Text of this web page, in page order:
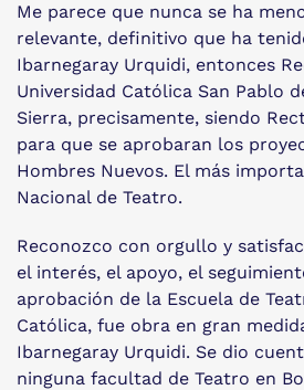
Me parece que nunca se ha
relevante, definitivo que ha
Ibarnegaray Urquidi, entonces
Universidad Católica San Pablo
Sierra, precisamente, siendo
para que se aprobaran los
Hombres Nuevos. El más
Nacional de Teatro.
Reconozco con orgullo y
el interés, el apoyo, el
aprobación de la Escuela de
Católica, fue obra en gran
Ibarnegaray Urquidi. Se dio
ninguna facultad de Teatro en